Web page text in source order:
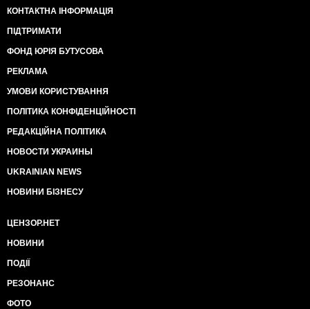
КОНТАКТНА ІНФОРМАЦІЯ
ПІДТРИМАТИ
ФОНД ЮРІЯ БУТУСОВА
РЕКЛАМА
УМОВИ КОРИСТУВАННЯ
ПОЛІТИКА КОНФІДЕНЦІЙНОСТІ
РЕДАКЦІЙНА ПОЛІТИКА
НОВОСТИ УКРАИНЫ
UKRAINIAN NEWS
НОВИНИ БІЗНЕСУ
ЦЕНЗОР.НЕТ
НОВИНИ
ПОДІЇ
РЕЗОНАНС
ФОТО